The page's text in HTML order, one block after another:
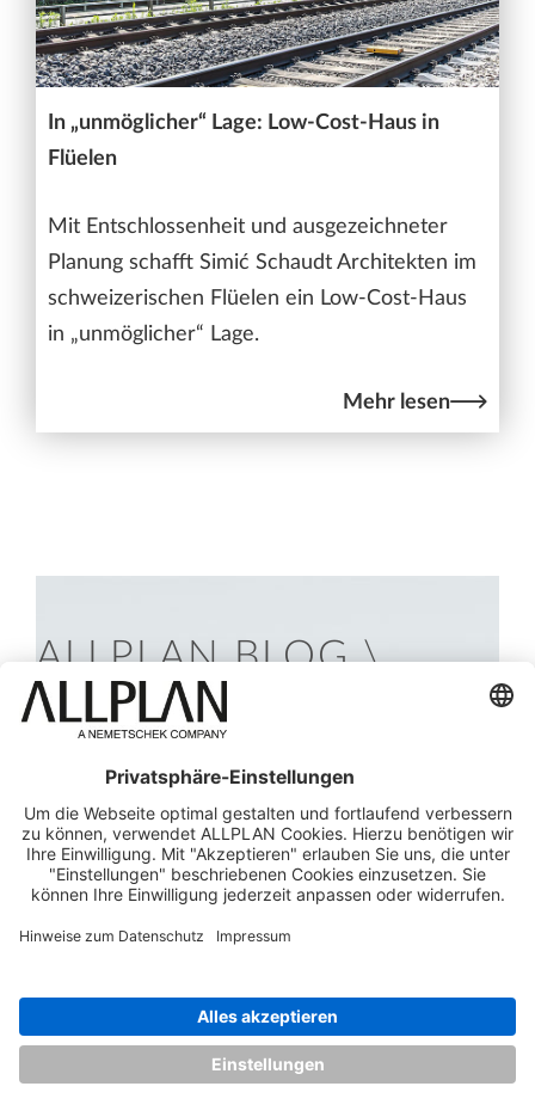
In „unmöglicher“ Lage: Low-Cost-Haus in
Flüelen
Mit Entschlossenheit und ausgezeichneter
Planung schafft Simić Schaudt Architekten im
schweizerischen Flüelen ein Low-Cost-Haus
in „unmöglicher“ Lage.
Mehr lesen
ALLPLAN BLOG \
Verwandte Artikel
SDS2
01 Juli
2026